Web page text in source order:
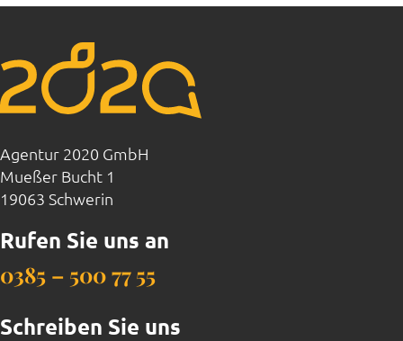
Agentur 2020 GmbH
Mueßer Bucht 1
19063 Schwerin
Rufen Sie uns an
0385 – 500 77 55
Schreiben Sie uns